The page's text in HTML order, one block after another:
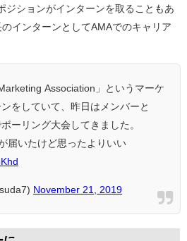
ジションがインターンを取ることもあ
インターンとしてAMAでのキャリア
Association」というマーケ
をしていて、昨日はメンバーと
ーリング大会してきました。
届いたけど思ったよりいい
November 21, 2019